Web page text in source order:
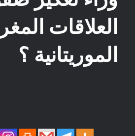
العلاقات
الموريتانية ؟